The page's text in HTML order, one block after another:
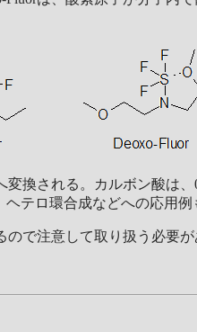
換される。カルボン酸は
テロ環合成などへの応用例
で注意して取り扱う必要